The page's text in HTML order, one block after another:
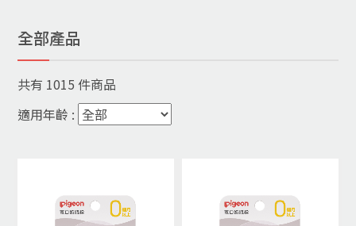
全部產品
共有 1015 件商品
適用年齡 :